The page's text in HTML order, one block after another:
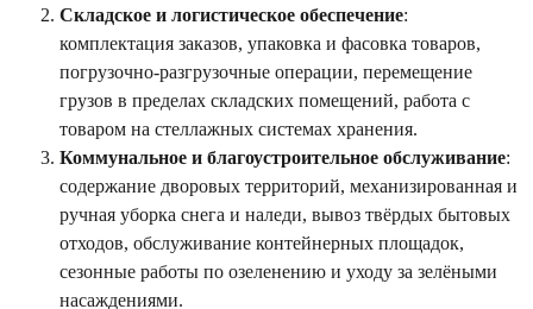
Складское и логистическое обеспечение:
комплектация заказов, упаковка и фасовка товаров,
погрузочно-разгрузочные операции, перемещение
грузов в пределах складских помещений, работа с
товаром на стеллажных системах хранения.
Коммунальное и благоустроительное обслуживание:
содержание дворовых территорий, механизированная и
ручная уборка снега и наледи, вывоз твёрдых бытовых
отходов, обслуживание контейнерных площадок,
сезонные работы по озеленению и уходу за зелёными
насаждениями.